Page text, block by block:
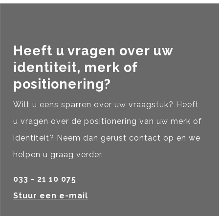
Heeft u vragen over uw
identiteit, merk of
positionering?
Wilt u eens sparren over uw vraagstuk? Heeft
u vragen over de positionering van uw merk of
identiteit? Neem dan gerust contact op en we
helpen u graag verder.
033 - 21 10 075
Stuur een e-mail